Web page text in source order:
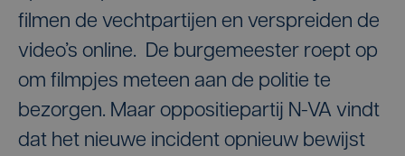
filmen de vechtpartijen en verspreiden de
video’s online. De burgemeester roept op
om filmpjes meteen aan de politie te
bezorgen. Maar oppositiepartij N-VA vindt
dat het nieuwe incident opnieuw bewijst